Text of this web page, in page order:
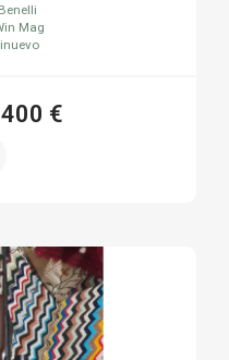
Benelli
Mag
€